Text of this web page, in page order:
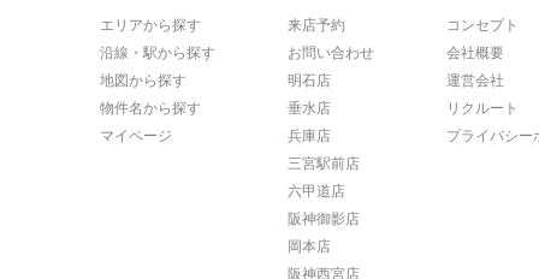
エリアから探す
沿線・駅から探す
地図から探す
物件名から探す
マイページ
来店予約
お問い合わせ
明石店
垂水店
兵庫店
三宮駅前店
六甲道店
阪神御影店
岡本店
阪神西宮店
コンセプト
会社概要
運営会社
リクルート
プライバシー